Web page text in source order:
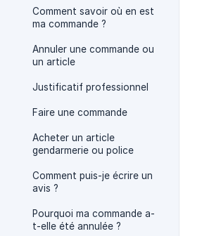
Comment savoir où en est
ma commande ?
Annuler une commande ou
un article
Justificatif professionnel
Faire une commande
Acheter un article
gendarmerie ou police
Comment puis-je écrire un
avis ?
Pourquoi ma commande a-
t-elle été annulée ?